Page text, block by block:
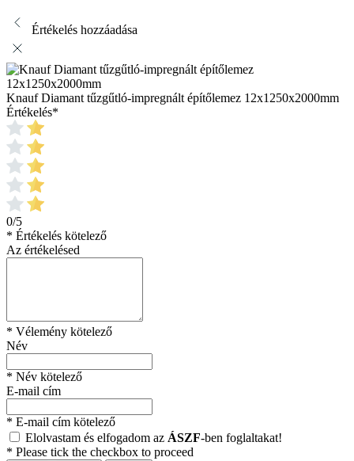
Értékelés hozzáadása
Knauf Diamant tűzgűtló-impregnált építőlemez 12x1250x2000mm
Értékelés*
0/5
* Értékelés kötelező
Az értékelésed
* Vélemény kötelező
Név
* Név kötelező
E-mail cím
* E-mail cím kötelező
Elolvastam és elfogadom az ÁSZF-ben foglaltakat!
* Please tick the checkbox to proceed